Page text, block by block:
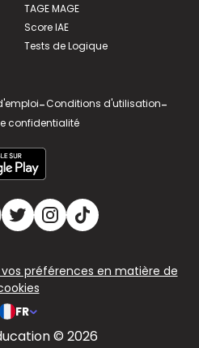
TAGE MAGE
Score IAE
Tests de Logique
-Conditions d'utilisation-
confidentialité
préférences en matière de
FR
© 2026